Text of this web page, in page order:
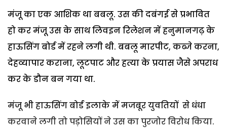
मंजू का एक आशिक था बबलू. उस की दबंगई से प्रभावित
हो कर मंजू उस के साथ लिवइन रिलेशन में हनुमानगढ़ के
हाऊसिंग बोर्ड में रहने लगी थी. बबलू मारपीट, कब्जे करना,
देहव्यापार कराना, लूटपाट और हत्या के प्रयास जैसे अपराध
कर के डौन बन गया था.
मंजू भी हाऊसिंग बोर्ड इलाके में मजबूर युवतियों से धंधा
करवाने लगी तो पड़ोसियों ने उस का पुरजोर विरोध किया.